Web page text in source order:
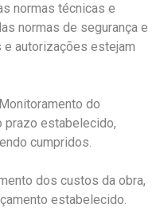
normas técnicas e
normas de segurança e
e autorizações estejam
do
prazo estabelecido,
cumpridos.
dos custos da obra,
estabelecido.